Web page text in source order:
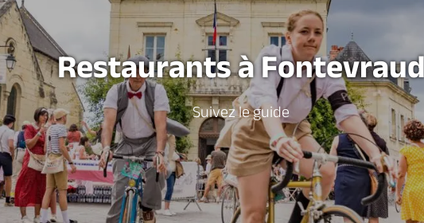
Restaurants à
Suivez le guide